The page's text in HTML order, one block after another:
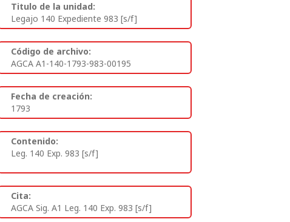
Titulo de la unidad:
Legajo 140 Expediente 983 [s/f]
Código de archivo:
AGCA A1-140-1793-983-00195
Fecha de creación:
1793
Contenido:
Leg. 140 Exp. 983 [s/f]
Cita:
AGCA Sig. A1 Leg. 140 Exp. 983 [s/f]